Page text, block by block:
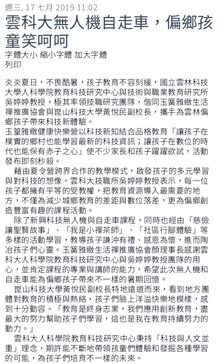
週三, 17 七月 2019 11:02
雲科大無人機自走車，偏鄉孩
童笑呵呵
字體大小 縮小字體 加大字體
列印
炎炎夏日，不畏酷暑，孩子教育不容刻緩，國立雲林科技
大學人科學院教育科技研究中心與技術與職業教育研究所
吳婷婷教授，極其率領技職研究團隊，偕同玉簧雅緻生活
禪推廣協會與崑山科技大學黃悅民副校長，攜手為雲林偏
鄉孩子帶來科技新體驗。
玉篁雅緻健康快樂營以科技新知結合品格教育「讓孩子在
樸實的鄉村也能學習最新的科技資訊；讓孩子在數位的時
代也能保有赤子之心」使不少家長和孩子躍躍欲試，活動
發布即刻秒殺。
藉由夏令營跨界合作的教學模式，啟發孩子的多元學習
與對科技的想像。雲科大技職所吳婷婷教授表示，每一位
孩子都擁有平等的受教權，把教育資源導入最需要的地
方，不僅為減少城鄉教育的差距與數位落差，更為偏鄉創
造豐富有趣的課程活動。
除了新興科技無人機與自走車課程，同時也經由「慈儉
讓聖賢故事」、「我是小禪茶師」、「社區行腳體驗」等
多樣的活動學習，教導孩子謙沖有禮、感恩為懷，進而陶
冶孩子們心靈。玉簧雅緻生活禪推廣協會顏理事長感謝雲
科大人科學院教育科技研究中心與吳婷婷教授團隊的用
心，並肯定課程的專業與講師的能力，希望此次無人機和
自走車能為偏鄉孩子帶來不一樣的暑期回憶。
崑山科技大學黃悅民副校長特地遠道而來，看到地方團
體對教育的積極與熱絡，孩子們臉上洋溢快樂地模樣，感
到十分動容。「教育是終身志業，我們應用創新教育，盡
最大的努力幫助孩子們學習，這也是我在教育持續努力的
動力。」
雲科大人科學院教育科技研究中心秉持「科技與人文並
重」理念，期許能不斷地帶領孩童們體驗和發掘各種學習
的可能，為孩子們培育不一樣的未來。